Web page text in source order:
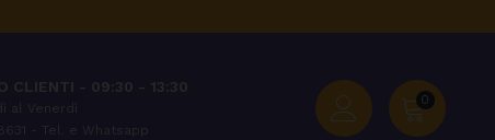
CLIENTI - 09:30 - 13:30
al Venerdì
- Tel. e Whatsapp
0